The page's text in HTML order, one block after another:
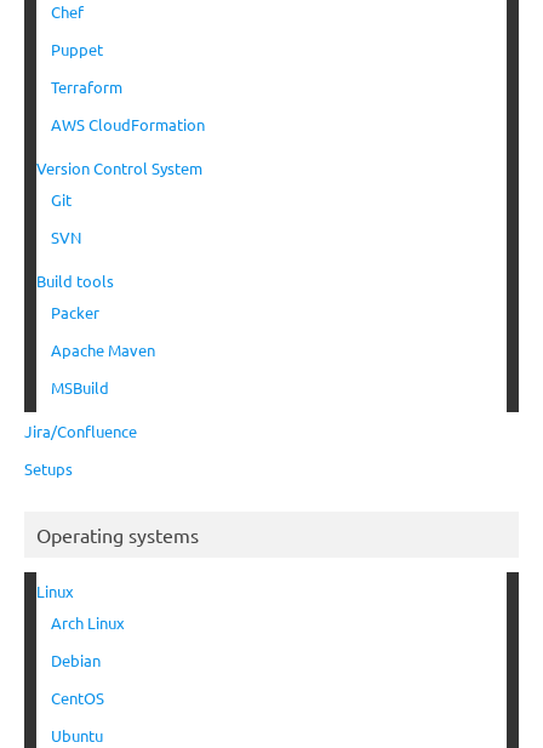
Chef
Puppet
Terraform
AWS CloudFormation
Version Control System
Git
SVN
Build tools
Packer
Apache Maven
MSBuild
Jira/Confluence
Setups
Operating systems
Linux
Arch Linux
Debian
CentOS
Ubuntu